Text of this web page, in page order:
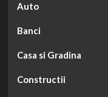
Auto
Banci
Casa si Gradina
Constructii